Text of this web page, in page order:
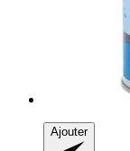
Ajouter